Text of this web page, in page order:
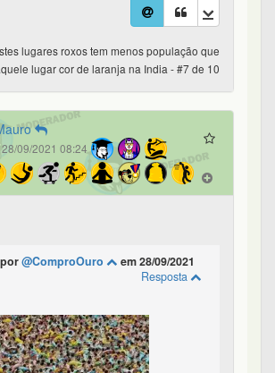
lugares roxos tem menos população que
lugar cor de laranja na India - #7 de 10
09/2021 08:24
@ComproOuro
em 28/09/2021
Resposta